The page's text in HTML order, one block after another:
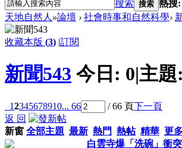
搜索 搜索 熱搜:
天地自然人 »論壇 › 社會時事和自然科學›
收藏本版 (3) |訂閱
新聞543 今日: 0|主題:
12345678910... 66 / 66 頁下一頁
返 回
新窗 全部主題 最新 熱門 熱帖 精華 更
白雲寺爆「洗碗」衝